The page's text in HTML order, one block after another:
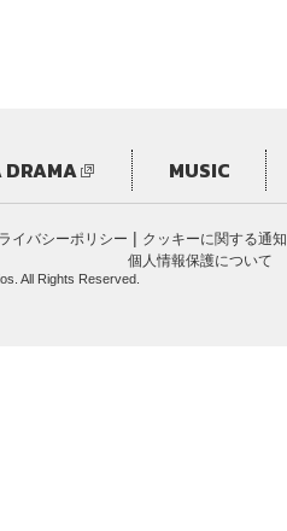
MUSIC
イバシーポリシー | クッキーに関する通知
個人情報保護について
All Rights Reserved.